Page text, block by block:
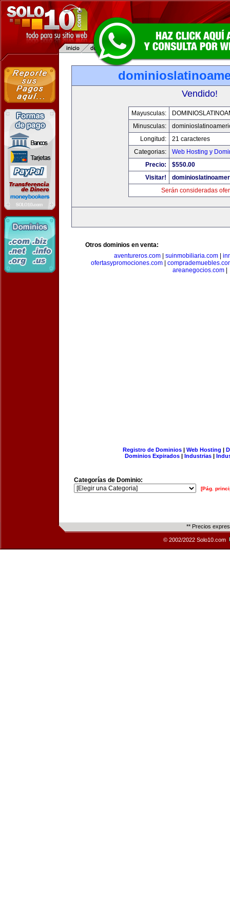
Vendido!
Mayusculas:
Minusculas:
Longitud:
21 caracteres
Categorias:
Web Hosting y
Precio:
$550.00
Visitar!
Serán consideradas
Otros dominios en venta:
aventureros.com| suinmobiliaria.com|
ofertasypromociones.com|
areanegocios.com|
Registro de Dominios| Web Hosting |
Dominios Expirados | Industrias |
Categorías de Dominio:
[Pág.
** Precios
© 2002/2022 Solo10.com